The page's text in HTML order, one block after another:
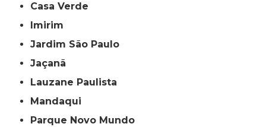
Casa Verde
Imirim
Jardim São Paulo
Jaçanã
Lauzane Paulista
Mandaqui
Parque Novo Mundo